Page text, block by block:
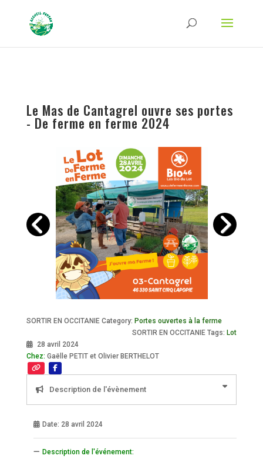
Type-Options Referrer-Policy Permissions-Policy
ga('require', 'GTM-TFCVLFN');
Le Mas de Cantagrel ouvre ses portes
- De ferme en ferme 2024
SORTIR EN OCCITANIE Category: Portes ouvertes à la ferme
SORTIR EN OCCITANIE Tags: Lot
28 avril 2024
Chez:Gaëlle PETIT et Olivier BERTHELOT
Description de l'évènement
Date: 28 avril 2024
Description de l'événement: